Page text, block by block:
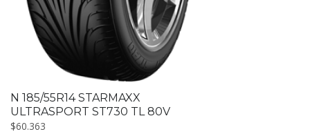
N 185/55R14 STARMAXX
ULTRASPORT ST730 TL 80V
$60.363